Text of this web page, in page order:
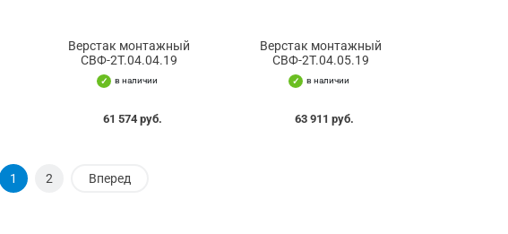
Верстак монтажный
СВФ-2Т.04.04.19
в наличии
61 574 руб.
Верстак монтажный
СВФ-2Т.04.05.19
в наличии
63 911 руб.
1 2 Вперед